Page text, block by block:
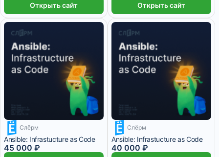
Открыть сайт Открыть сайт
11 250 ₽/мес
Слёрм
Ansible: Infrastucture as Code
45 000 ₽
10 000 ₽/мес
Слёрм
Ansible: Infrastucture as Code
40 000 ₽